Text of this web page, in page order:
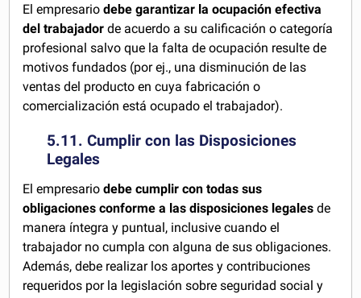
El empresariodebe garantizar la ocupación efectiva
del trabajador de acuerdo a su calificación o categoría
profesional salvo que la falta de ocupación resulte de
motivos fundados (por ej., una disminución de las
ventas del producto en cuya fabricación o
comercialización está ocupado el trabajador).
5.11. Cumplir con las Disposiciones
Legales
El empresariodebe cumplir con todas sus
obligaciones conforme a las disposiciones legales de
manera íntegra y puntual, inclusive cuando el
trabajador no cumpla con alguna de sus obligaciones.
Además, debe realizar los aportes y contribuciones
requeridos por la legislación sobre seguridad social y